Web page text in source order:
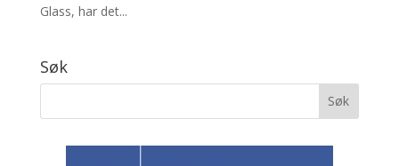
Glass, har det...
Søk